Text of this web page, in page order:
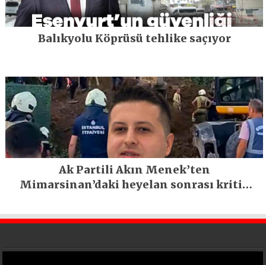
Balıkyolu Köprüsü tehlike saçıyor
Ak Partili Akın Menek’ten
Mimarsinan’daki heyelan sonrası kritik